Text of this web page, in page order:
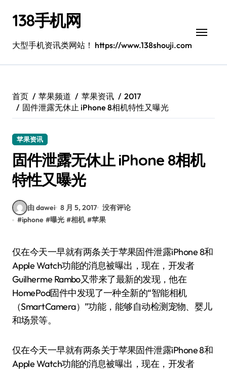
138手机网
大型手机资讯类网站！ https://www.138shouji.com
首页 苹果频道 苹果资讯
2017
固件泄露无休止 iPhone 8相机特性又曝光
苹果资讯
固件泄露无休止 iPhone 8相机
特性又曝光
由 dawei 8 月 5, 2017 没有评论
#iphone #曝光 #相机 #苹果
仅在今天一早就有两条关于苹果固件泄露iPhone 8和
Apple Watch功能的消息被曝出，现在，开发者
Guilherme Rambo又带来了最新的发现，他在
HomePod固件中发现了一种全新的“智能相机
（SmartCamera）”功能，能够自动检测宠物、婴儿
和场景等。
仅在今天一早就有两条关于苹果固件泄露iPhone 8和
Apple Watch功能的消息被曝出，现在，开发者